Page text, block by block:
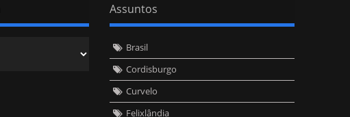
Assuntos
Brasil
Cordisburgo
Curvelo
Felixlândia